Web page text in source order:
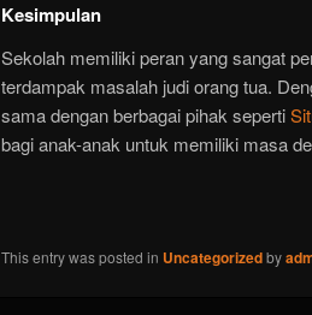
Kesimpulan
Sekolah memiliki peran yang sangat
terdampak masalah judi orang tua.
sama dengan berbagai pihak seperti
bagi anak-anak untuk memiliki masa
This entry was posted in Uncategorizedby